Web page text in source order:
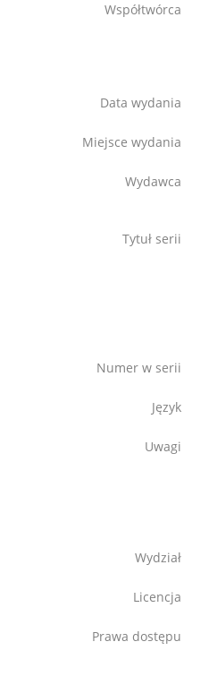
Współtwórca
Data wydania
Miejsce wydania
Wydawca
Tytuł serii
Numer w serii
Język
Uwagi
Wydział
Licencja
Prawa dostępu